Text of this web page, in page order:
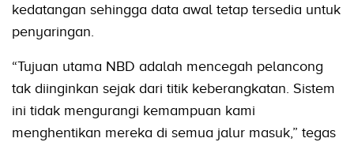
kedatangan sehingga data awal tetap tersedia untuk
penyaringan.
“Tujuan utama NBD adalah mencegah pelancong
tak diinginkan sejak dari titik keberangkatan. Sistem
ini tidak mengurangi kemampuan kami
menghentikan mereka di semua jalur masuk,” tegas